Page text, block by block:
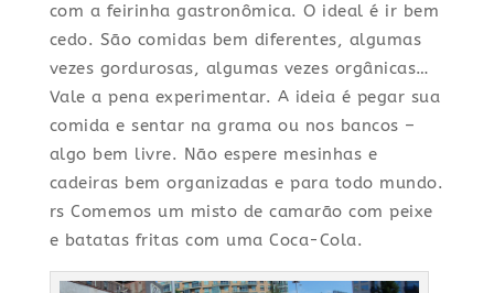
com a feirinha gastronômica. O ideal é ir bem
cedo. São comidas bem diferentes, algumas
vezes gordurosas, algumas vezes orgânicas…
Vale a pena experimentar. A ideia é pegar sua
comida e sentar na grama ou nos bancos –
algo bem livre. Não espere mesinhas e
cadeiras bem organizadas e para todo mundo.
rs Comemos um misto de camarão com peixe
e batatas fritas com uma Coca-Cola.